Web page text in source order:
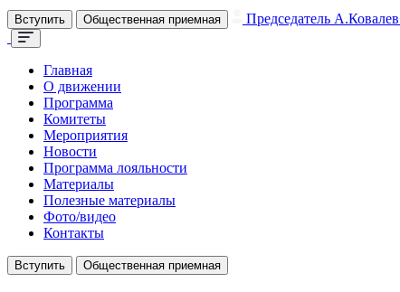
Вступить Общественная приемная Председатель А.Ковалев
Главная
О движении
Программа
Комитеты
Мероприятия
Новости
Программа лояльности
Материалы
Полезные материалы
Фото/видео
Контакты
Вступить Общественная приемная